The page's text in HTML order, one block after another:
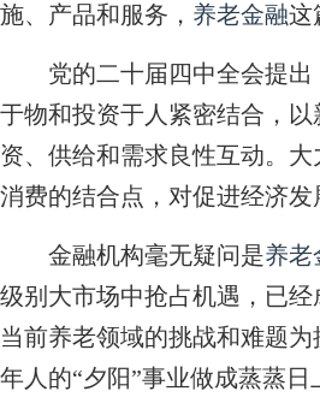
施、产品和服务， 养老金融这
党的二十届四中全会提出
于物和投资于人紧密结合，
资、供给和需求良性互动。大
消费的结合点，对促进经济
金融机构毫无疑问是养老
级别大市场中抢占机遇，已
当前养老领域的挑战和难题
年人的“夕阳”事业做成蒸蒸日